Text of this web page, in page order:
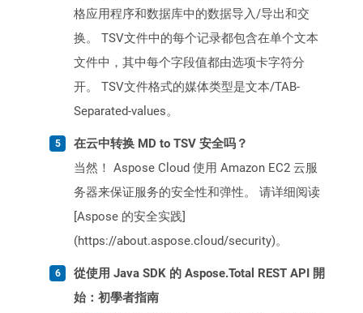
格应用程序和数据库中的数据导入/导出和交
换。 TSV文件中的每个记录都包含在单个文本
文件中，其中每个字段值都由选项卡字符分
开。 TSV文件格式的媒体类型是文本/TAB-
Separated-values。
在云中转换 MD to TSV 安全吗？
当然！ Aspose Cloud 使用 Amazon EC2 云服
务器来保证服务的安全性和弹性。 请详细阅读
[Aspose 的安全实践]
(https://about.aspose.cloud/security)。
從使用 Java SDK 的 Aspose.Total REST API 開
始：初學者指南